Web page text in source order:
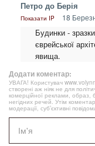
Петро до Берія
Показати IP 18
Будинки -
єврейської
явища.
Додати коментар:
УВАГА! Користувач
створені аж ніяк не для
комерційної реклами, образ,
негідних речей. Утім
модерації, суб’єктивні